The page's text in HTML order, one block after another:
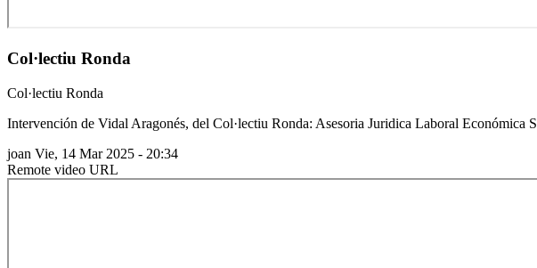
Col·lectiu Ronda
Col·lectiu Ronda
Intervención de Vidal Aragonés, del Col·lectiu Ronda: Asesoria Juridica Laboral Económica
joan Vie, 14 Mar 2025 - 20:34
Remote video URL